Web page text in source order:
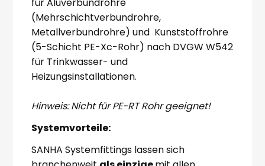
(Mehrschichtverbundrohre,
Metallverbundrohre) und Kunststoffrohre
(5-Schicht PE-Xc-Rohr) nach DVGW W542
für Trinkwasser- und
Heizungsinstallationen.
Hinweis: Nicht für PE-RT Rohr geeignet!
Systemvorteile:
SANHA Systemfittings lassen sich